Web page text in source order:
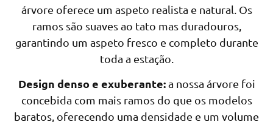
árvore oferece um aspeto realista e natural. Os
ramos são suaves ao tato mas duradouros,
garantindo um aspeto fresco e completo durante
toda a estação.
Design denso e exuberante:a nossa árvore foi
concebida com mais ramos do que os modelos
baratos, oferecendo uma densidade e um volume